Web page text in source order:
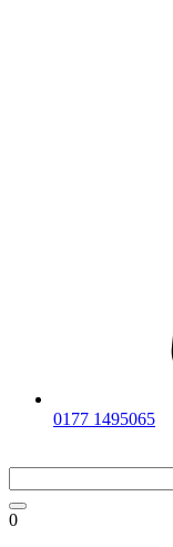
0177 1495065
0